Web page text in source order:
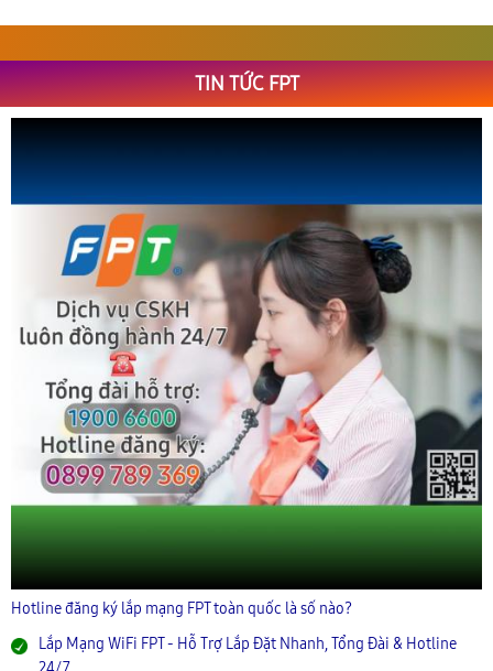
TIN TỨC FPT
Hotline đăng ký lắp mạng FPT toàn quốc là số nào?
Lắp Mạng WiFi FPT - Hỗ Trợ Lắp Đặt Nhanh, Tổng Đài & Hotline